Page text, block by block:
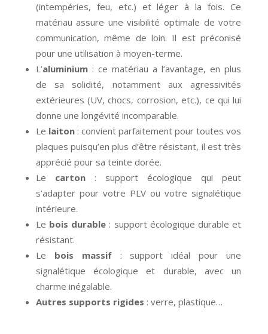
(intempéries, feu, etc.) et léger à la fois. Ce
matériau assure une visibilité optimale de votre
communication, même de loin. Il est préconisé
pour une utilisation à moyen-terme.
L’aluminium: ce matériau a l’avantage, en plus
de sa solidité, notamment aux agressivités
extérieures (UV, chocs, corrosion, etc.), ce qui lui
donne une longévité incomparable.
Le laiton: convient parfaitement pour toutes vos
plaques puisqu’en plus d’être résistant, il est très
apprécié pour sa teinte dorée.
Le carton: support écologique qui peut
s’adapter pour votre PLV ou votre signalétique
intérieure.
Le bois durable : support écologique durable et
résistant.
Le bois massif: support idéal pour une
signalétique écologique et durable, avec un
charme inégalable.
Autres supports rigides : verre, plastique…